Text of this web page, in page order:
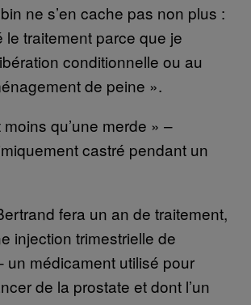
ne s’en cache pas non plus :
le traitement parce que je
conditionnelle ou au
de peine ».
qu’une merde » –
castré pendant un
fera un an de traitement,
injection trimestrielle de
un médicament utilisé pour
de la prostate et dont l’un